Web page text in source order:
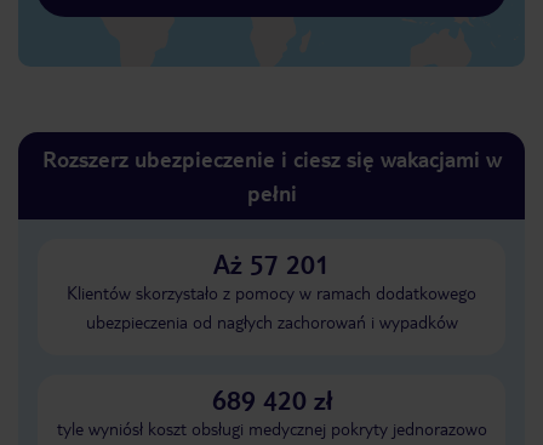
Rozszerz ubezpieczenie i ciesz się wakacjami w
pełni
Aż 57 201
Klientów skorzystało z pomocy w ramach dodatkowego
ubezpieczenia od nagłych zachorowań i wypadków
689 420 zł
tyle wyniósł koszt obsługi medycznej pokryty jednorazowo